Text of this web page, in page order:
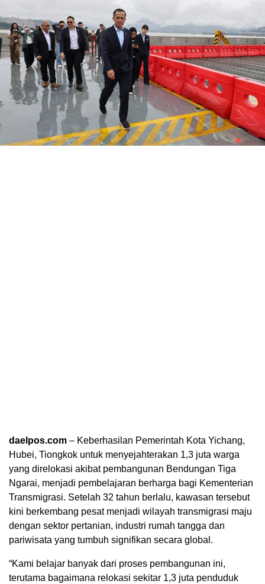
daelpos.com – Keberhasilan Pemerintah Kota Yichang,
Hubei, Tiongkok untuk menyejahterakan 1,3 juta warga
yang direlokasi akibat pembangunan Bendungan Tiga
Ngarai, menjadi pembelajaran berharga bagi Kementerian
Transmigrasi. Setelah 32 tahun berlalu, kawasan tersebut
kini berkembang pesat menjadi wilayah transmigrasi maju
dengan sektor pertanian, industri rumah tangga dan
pariwisata yang tumbuh signifikan secara global.
“Kami belajar banyak dari proses pembangunan ini,
terutama bagaimana relokasi sekitar 1,3 juta penduduk